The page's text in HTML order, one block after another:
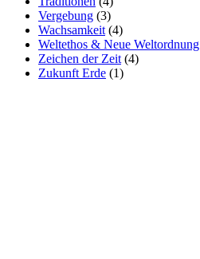
Vergebung (3)
Wachsamkeit (4)
Weltethos & Neue Weltordnung
Zeichen der Zeit (4)
Zukunft Erde (1)